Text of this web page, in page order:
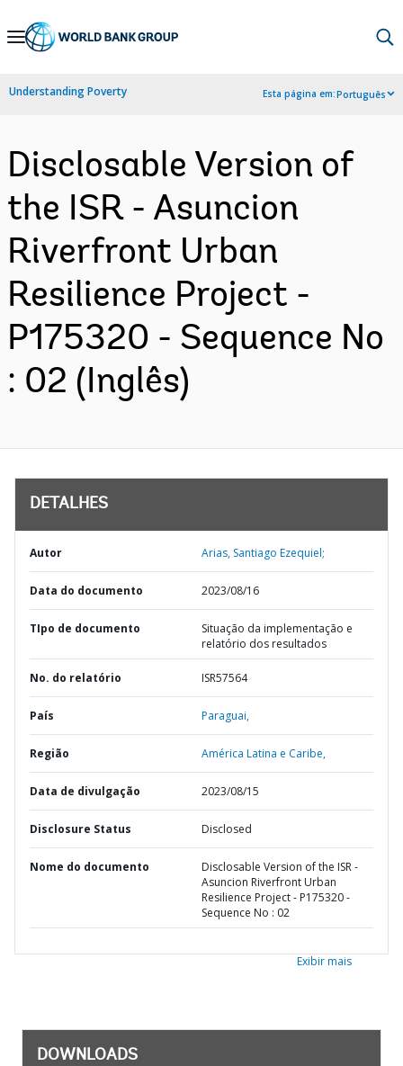
Skip
Navigation
Understanding Poverty Esta página em:Português
Disclosable Version of
the ISR - Asuncion
Riverfront Urban
Resilience Project -
P175320 - Sequence No
: 02 (Inglês)
DETALHES
Autor Arias, Santiago Ezequiel;
Data do documento 2023/08/16
TIpo de documento
Situação da implementação e
relatório dos resultados
No. do relatório ISR57564
País Paraguai,
Região América Latina e Caribe,
Data de divulgação 2023/08/15
Disclosure Status Disclosed
Nome do documento
Disclosable Version of the ISR -
Asuncion Riverfront Urban
Resilience Project - P175320 -
Sequence No : 02
Exibir mais
DOWNLOADS